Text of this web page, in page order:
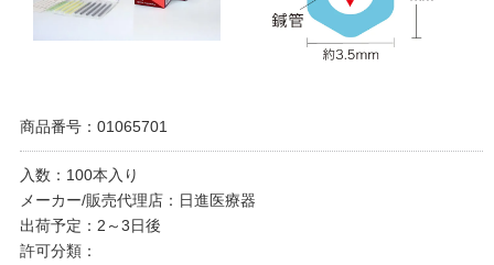
商品番号：01065701
入数：100本入り
メーカー/販売代理店：日進医療器
出荷予定：2～3日後
許可分類：